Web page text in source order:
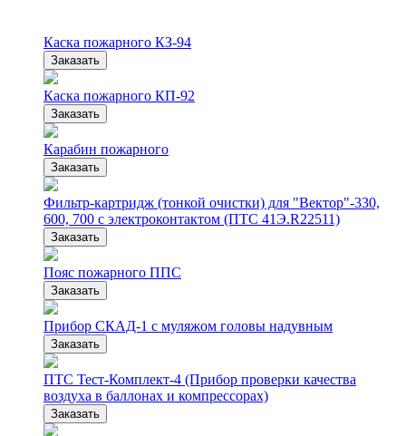
Каска пожарного КЗ-94
Заказать
Каска пожарного КП-92
Заказать
Карабин пожарного
Заказать
Фильтр-картридж (тонкой очистки) для "Вектор"-330,
600, 700 с электроконтактом (ПТС 41Э.R22511)
Заказать
Пояс пожарного ППС
Заказать
Прибор СКАД-1 с муляжом головы надувным
Заказать
ПТС Тест-Комплект-4 (Прибор проверки качества
воздуха в баллонах и компрессорах)
Заказать